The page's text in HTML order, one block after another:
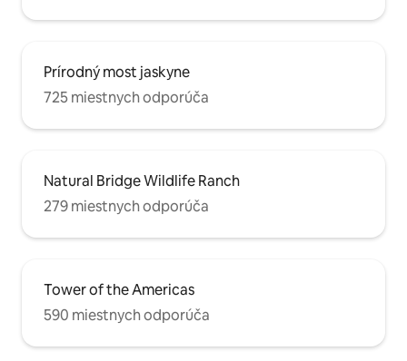
Prírodný most jaskyne
725 miestnych odporúča
Natural Bridge Wildlife Ranch
279 miestnych odporúča
Tower of the Americas
590 miestnych odporúča